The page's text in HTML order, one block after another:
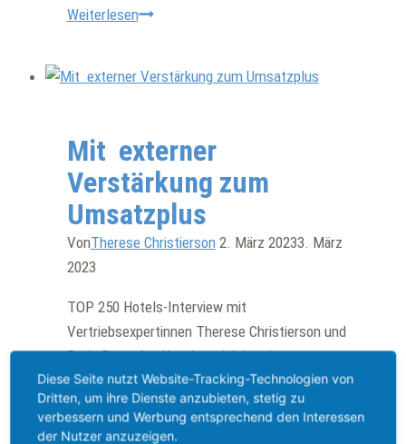
WeiterlesenGroße
werden
Hotelkategorien
ausweichen
Mit externer
Verstärkung zum
Umsatzplus
VonTherese Christierson 2. März 20233. März
2023
TOP 250 Hotels-Interview mit
Vertriebsexpertinnen Therese Christierson und
Doris Berendes Hotelvertrieb ist eine
personalintensive Daueraufgabe – ohne stetes
am-Ball-Bleiben sind Rückschläge erwartbar. Als
selbständige Vertriebsexpertinnen begleiten
Diese Seite nutzt Website-Tracking-Technologien von
Dritten, um ihre Dienste anzubieten, stetig zu
verbessern und Werbung entsprechend den Interessen
der Nutzer anzuzeigen.